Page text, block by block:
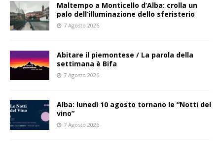
Maltempo a Monticello d’Alba: crolla un
palo dell’illuminazione dello sferisterio
7 Agosto 2026
Abitare il piemontese / La parola della
settimana è Bifa
7 Agosto 2026
Alba: lunedì 10 agosto tornano le “Notti del
vino”
7 Agosto 2026